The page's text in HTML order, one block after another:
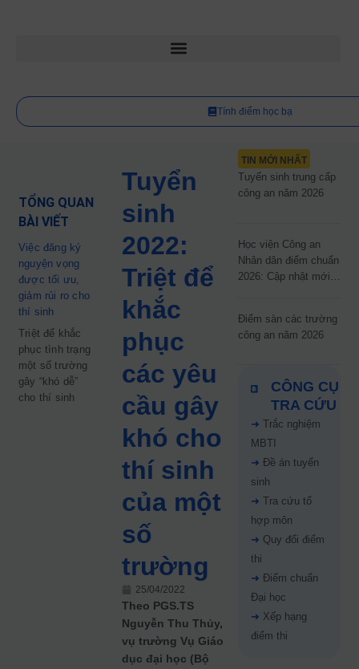
Tính điểm học bạ
TỔNG QUAN
BÀI VIẾT
Việc đăng ký
nguyện vọng
được tối ưu,
giảm rủi ro cho
thí sinh
Triệt để khắc
phục tình trạng
một số trường
gây “khó dễ”
cho thí sinh
Tuyển
sinh
2022:
Triệt để
khắc
phục
các yêu
cầu gây
khó cho
thí sinh
của một
số
trường
25/04/2022
Theo PGS.TS
Nguyễn Thu Thủy,
vụ trường Vụ Giáo
dục đại học (Bộ
TIN MỚI NHẤT
Tuyển sinh trung cấp
công an năm 2026
Học viện Công an
Nhân dân điểm chuẩn
2026: Cập nhật mới
Điểm sàn các trường
công an năm 2026
CÔNG CỤ
TRA CỨU
➜ Trắc nghiệm
MBTI
➜ Đề án tuyển
sinh
➜ Tra cứu tổ
hợp môn
➜ Quy đổi điểm
thi
➜ Điểm chuẩn
Đại học
➜ Xếp hạng
điểm thi